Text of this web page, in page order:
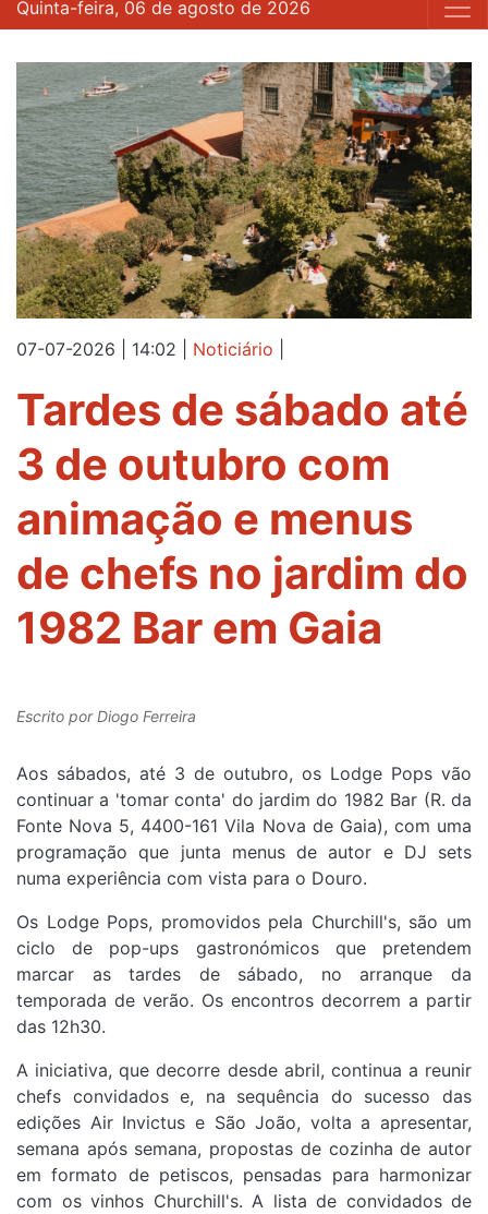
Quinta-feira, 06 de agosto de 2026
07-07-2026 | 14:02 Noticiário
Tardes de sábado até
3 de outubro com
animação e menus
de chefs no jardim do
1982 Bar em Gaia
Escrito porDiogo Ferreira
Aos sábados, até 3 de outubro, os Lodge Pops vão
continuar a 'tomar conta' do jardim do 1982 Bar (R. da
Fonte Nova 5, 4400-161 Vila Nova de Gaia), com uma
programação que junta menus de autor e DJ sets
numa experiência com vista para o Douro.
Os Lodge Pops, promovidos pela Churchill's, são um
ciclo de pop-ups gastronómicos que pretendem
marcar as tardes de sábado, no arranque da
temporada de verão. Os encontros decorrem a partir
das 12h30.
A iniciativa, que decorre desde abril, continua a reunir
chefs convidados e, na sequência do sucesso das
edições Air Invictus e São João, volta a apresentar,
semana após semana, propostas de cozinha de autor
em formato de petiscos, pensadas para harmonizar
com os vinhos Churchill's. A lista de convidados de